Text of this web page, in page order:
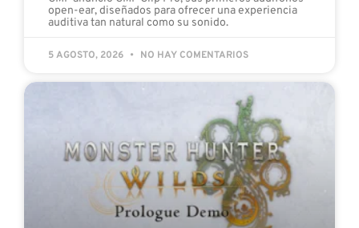
open-ear, diseñados para ofrecer una experiencia
auditiva tan natural como su sonido.
5 AGOSTO, 2026 NO HAY COMENTARIOS